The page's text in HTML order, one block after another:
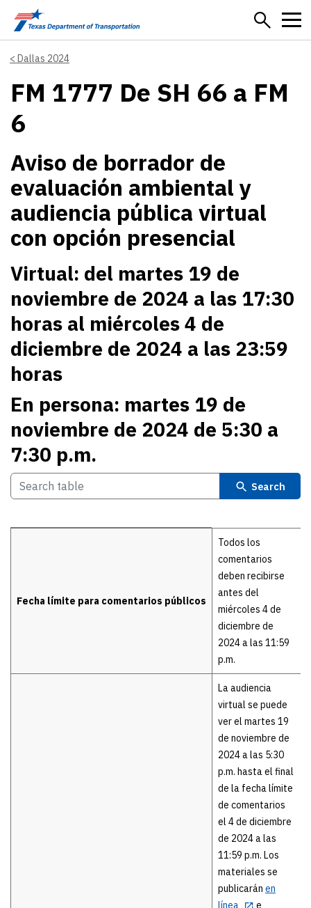
Skip to main content
Dallas 2024
FM 1777 De SH 66 a FM
6
Aviso de borrador de
evaluación ambiental y
audiencia pública virtual
con opción presencial
Virtual: del martes 19 de
noviembre de 2024 a las 17:30
horas al miércoles 4 de
diciembre de 2024 a las 23:59
horas
En persona: martes 19 de
noviembre de 2024 de 5:30 a
7:30 p.m.
Search
Fecha límite para comentarios públicos
Todos los
comentarios
deben recibirse
antes del
miércoles 4 de
diciembre de
2024 a las 11:59
p.m.
La audiencia
virtual se puede
ver el martes 19
de noviembre de
2024 a las 5:30
p.m. hasta el final
de la fecha límite
de comentarios
el 4 de diciembre
de 2024 a las
11:59 p.m. Los
materiales se
publicarán en
línea
e